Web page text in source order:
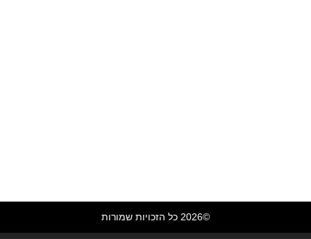
©2026 כל הזכויות שמורות